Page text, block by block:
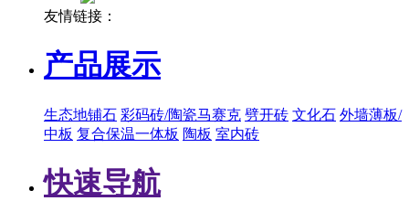
友情链接：
产品展示
生态地铺石 彩码砖/陶瓷马赛克 劈开砖 文化石 外墙薄板/
中板 复合保温一体板 陶板 室内砖
快速导航